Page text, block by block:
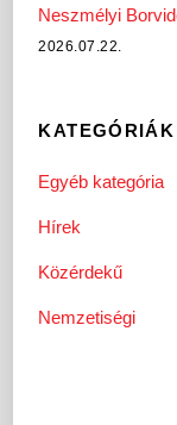
Neszmélyi
2026.07.22.
KATEGÓRIÁK
Egyéb kategória
Hírek
Közérdekű
Nemzetiségi